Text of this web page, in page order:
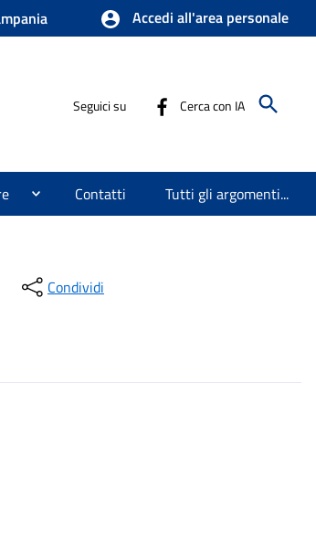
Accedi all'area personale
Seguici su Cerca con IA
Contatti Tutti gli argomenti...
Condividi